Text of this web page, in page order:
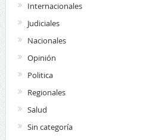
Internacionales
Judiciales
Nacionales
Opinión
Politica
Regionales
Salud
Sin categoría